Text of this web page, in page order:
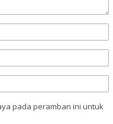
pada peramban ini untuk